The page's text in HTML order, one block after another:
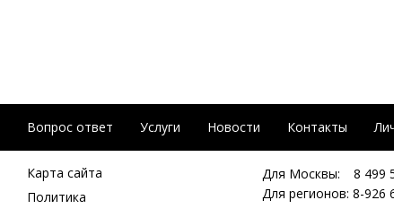
Вопрос ответ Услуги Новости Контакты
Карта сайта
Политика
Для Москвы:
8 499
Для регионов: 8-926